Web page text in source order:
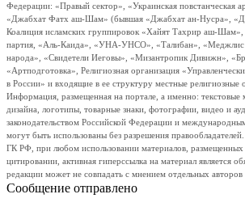
Федерации: «Правый сектор», «Украинская
«Джабхат Фатх аш-Шам» (бывшая «Джабхат ан-Нусра»,
Коалиция исламских группировок «Хайят Тахрир аш-Шам»,
партия, «Аль-Каида», «УНА-УНСО», «Талибан», «Меджлис
народа», «Свидетели Иеговы», «Мизантропик Дивижн»,
«Артподготовка», Религиозная организация
в России» и входящие в ее структуру местные религиозные
Информация, размещенная на портале, а именно: текстовые
дизайна, логотипы, товарные знаки, фотографии, видео и
законодательством Российской Федерации и
могут быть использованы без разрешения
ГК РФ, при любом использовании материалов, размещенных
цитировании, активная гиперссылка на материал является
редакции может не совпадать с мнением отдельных авторов
Сообщение отправлено